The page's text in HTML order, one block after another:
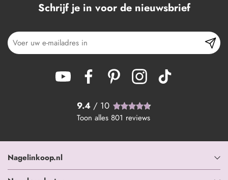
Schrijf je in voor de nieuwsbrief
9.4 / 10
Toon alles 801 reviews
Nagelinkoop.nl